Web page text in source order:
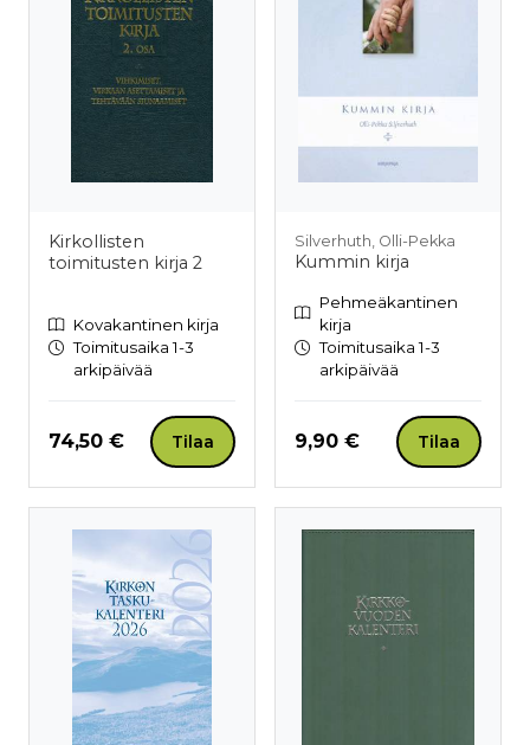
Kirkollisten
toimitusten kirja 2
Kovakantinen kirja
Toimitusaika 1-3
arkipäivää
Hinta nyt
74,50 € Tilaa
Silverhuth, Olli-Pekka
Kummin kirja
Pehmeäkantinen
kirja
Toimitusaika 1-3
arkipäivää
Hinta nyt
9,90 € Tilaa